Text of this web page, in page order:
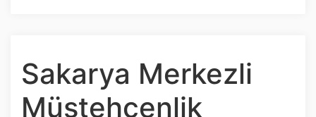
İnstagram
Twitter
Sakarya Merkezli
Müstehcenlik